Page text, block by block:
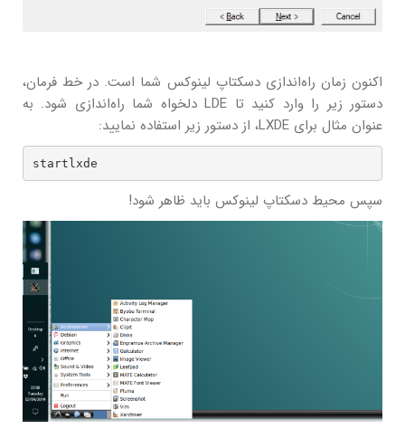
اکنون زمان راه‌اندازی دسکتاپ لینوکس شما است. در خط فرمان،
دستور زیر را وارد کنید تا LDE دلخواه شما راه‌اندازی شود. به
عنوان مثال برای LXDE، از دستور زیر استفاده نمایید:
startlxde
سپس محیط دسکتاپ لینوکس باید ظاهر شود!